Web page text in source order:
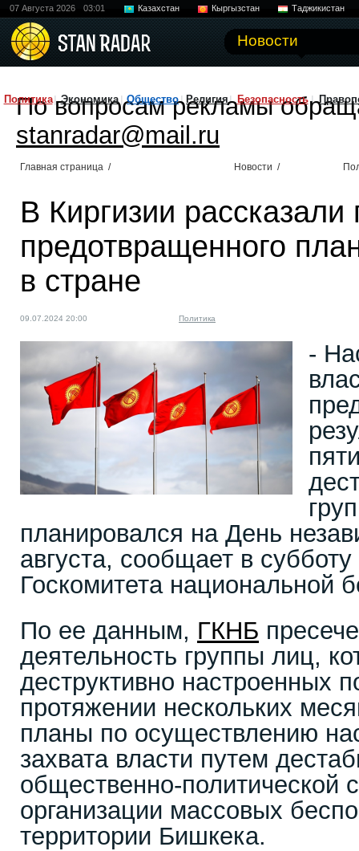
07 Августа 2026 03:01 Казахстан Кыргызстан Таджикистан
Новости
Политика Экономика Общество Религия Безопасность
По вопросам рекламы
stanradar@mail.ru
Главная страница / Новости /
В Киргизии рассказали
предотвращенного
в стране
09.07.2024 20:00 Политика
-
планировался на День
августа, сообщает в
Госкомитета национальной
По ее данным, ГКНБ
деятельность группы лиц,
деструктивно настроенных
протяжении нескольких
планы по осуществлению
захвата власти путем
общественно-политической
организации массовых
территории Бишкека.